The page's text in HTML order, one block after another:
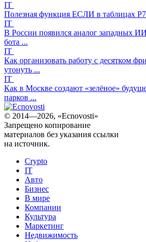
IT
Полезная функция ЕСЛИ в таблицах
IT
В России появился аналог западных
бота ...
IT
Как организовать работу с десятком
утонуть ...
IT
Как в Москве создают «зелёное»
парков ...
© 2014—2026, «Ecnovosti»
Запрещено копирование
материалов без указания ссылки
на источник.
Crypto
IT
Авто
Бизнес
В мире
Компании
Культура
Маркетинг
Недвижимость